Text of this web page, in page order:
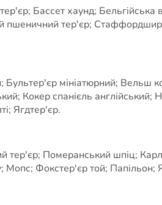
Бассет хаунд; Бельгійська
тер'єр;
мініатюрний; Вельш
Кокер спанієль
Ягдтер'єр.
Померанський шпіц;
Фокстер'єр той; Папільон;